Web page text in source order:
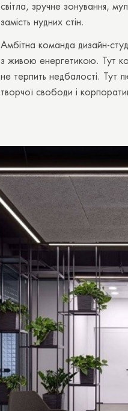
світла, зручне зонування,
замість нудних стін.
Амбітна команда дизайн-
з живою енергетикою. Тут
не терпить недбалості. Тут
творчої свободи і